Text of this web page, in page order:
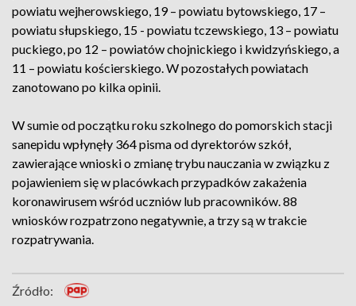
powiatu wejherowskiego, 19 – powiatu bytowskiego, 17 –
powiatu słupskiego, 15 - powiatu tczewskiego, 13 – powiatu
puckiego, po 12 – powiatów chojnickiego i kwidzyńskiego, a
11 – powiatu kościerskiego. W pozostałych powiatach
zanotowano po kilka opinii.
W sumie od początku roku szkolnego do pomorskich stacji
sanepidu wpłynęły 364 pisma od dyrektorów szkół,
zawierające wnioski o zmianę trybu nauczania w związku z
pojawieniem się w placówkach przypadków zakażenia
koronawirusem wśród uczniów lub pracowników. 88
wniosków rozpatrzono negatywnie, a trzy są w trakcie
rozpatrywania.
Źródło: